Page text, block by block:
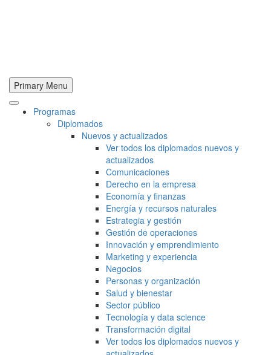
Primary Menu
Programas
Diplomados
Nuevos y actualizados
Ver todos los diplomados nuevos y
actualizados
Comunicaciones
Derecho en la empresa
Economía y finanzas
Energía y recursos naturales
Estrategia y gestión
Gestión de operaciones
Innovación y emprendimiento
Marketing y experiencia
Negocios
Personas y organización
Salud y bienestar
Sector público
Tecnología y data science
Transformación digital
Ver todos los diplomados nuevos y